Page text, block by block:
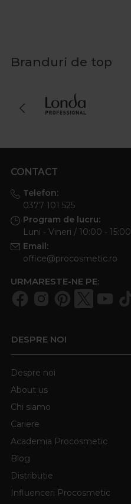
Branduri de top
CONTACT
Telefon:
0377 101 525
Program de lucru:
Luni - Vineri / 10:00 - 15:00
Email:
office@procosmetic.ro
URMARESTE-NE PE:
DESPRE NOI
Despre noi
About us
Chi siamo
Cariere
Academia Procosmetic
Blog
Distributie
Influenceri Procosmetic